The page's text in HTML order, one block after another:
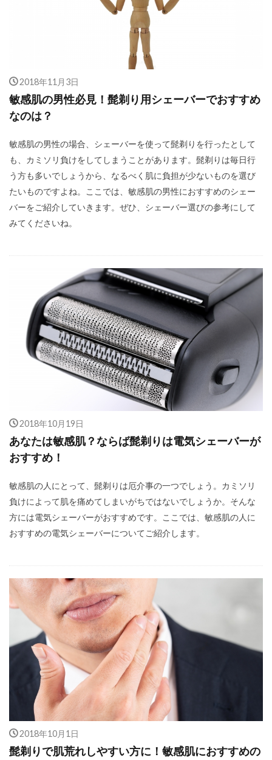
2018年11月3日
敏感肌の男性必見！髭剃り用シェーバーでおすすめ
なのは？
敏感肌の男性の場合、シェーバーを使って髭剃りを行ったとして
も、カミソリ負けをしてしまうことがあります。髭剃りは毎日行
う方も多いでしょうから、なるべく肌に負担が少ないものを選び
たいものですよね。ここでは、敏感肌の男性におすすめのシェー
バーをご紹介していきます。ぜひ、シェーバー選びの参考にして
みてくださいね。
2018年10月19日
あなたは敏感肌？ならば髭剃りは電気シェーバーが
おすすめ！
敏感肌の人にとって、髭剃りは厄介事の一つでしょう。カミソリ
負けによって肌を痛めてしまいがちではないでしょうか。そんな
方には電気シェーバーがおすすめです。ここでは、敏感肌の人に
おすすめの電気シェーバーについてご紹介します。
2018年10月1日
髭剃りで肌荒れしやすい方に！敏感肌におすすめの